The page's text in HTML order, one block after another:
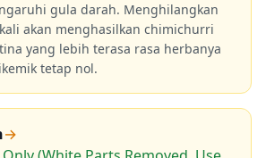
gula darah. Menghilangkan
akan menghasilkan chimichurri
yang lebih terasa rasa herbanya
tetap nol.
→